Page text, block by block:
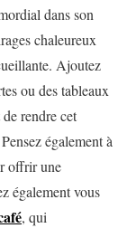
dans son
chaleureux
Ajoutez
ou des tableaux
rendre cet
également à
offrir une
également vous
, qui